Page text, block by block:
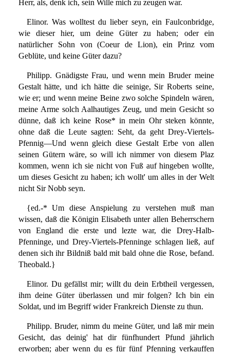
Herr, als, denk ich, sein Wille mich zu zeugen war.
Elinor. Was wolltest du lieber seyn, ein Faulconbridge,
wie dieser hier, um deine Güter zu haben; oder ein
natürlicher Sohn von (Coeur de Lion), ein Prinz vom
Geblüte, und keine Güter dazu?
Philipp. Gnädigste Frau, und wenn mein Bruder meine
Gestalt hätte, und ich hätte die seinige, Sir Roberts seine,
wie er; und wenn meine Beine zwo solche Spindeln wären,
meine Arme solch Aalhautiges Zeug, und mein Gesicht so
dünne, daß ich keine Rose* in mein Ohr steken könnte,
ohne daß die Leute sagten: Seht, da geht Drey-Viertels-
Pfennig—Und wenn gleich diese Gestalt Erbe von allen
seinen Gütern wäre, so will ich nimmer von diesem Plaz
kommen, wenn ich sie nicht von Fuß auf hingeben wollte,
um dieses Gesicht zu haben; ich wollt' um alles in der Welt
nicht Sir Nobb seyn.
{ed.-* Um diese Anspielung zu verstehen muß man
wissen, daß die Königin Elisabeth unter allen Beherrschern
von England die erste und lezte war, die Drey-Halb-
Pfenninge, und Drey-Viertels-Pfenninge schlagen ließ, auf
denen sich ihr Bildniß bald mit bald ohne die Rose, befand.
Theobald.}
Elinor. Du gefällst mir; willt du dein Erbtheil vergessen,
ihm deine Güter überlassen und mir folgen? Ich bin ein
Soldat, und im Begriff wider Frankreich Dienste zu thun.
Philipp. Bruder, nimm du meine Güter, und laß mir mein
Gesicht, das deinig' hat dir fünfhundert Pfund jährlich
erworben; aber wenn du es für fünf Pfenning verkauffen